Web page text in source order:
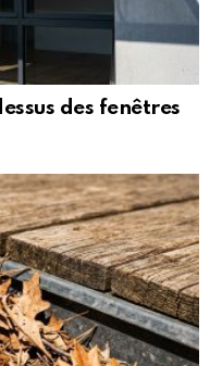
des fenêtres